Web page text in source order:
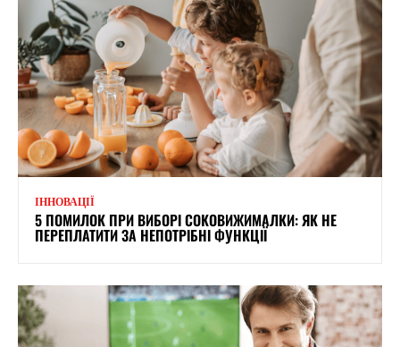
ІННОВАЦІЇ
5 ПОМИЛОК ПРИ ВИБОРІ СОКОВИЖИМАЛКИ: ЯК НЕ
ПЕРЕПЛАТИТИ ЗА НЕПОТРІБНІ ФУНКЦІЇ